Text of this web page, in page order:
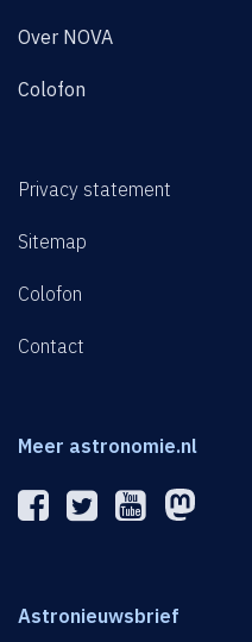
Over NOVA
Colofon
Privacy statement
Sitemap
Colofon
Contact
Meer astronomie.nl
Astronieuwsbrief